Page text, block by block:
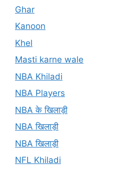
Ghar
Kanoon
Khel
Masti karne wale
NBA Khiladi
NBA Players
NBA के खिलाड़ी
NBA खिलाड़ी
NBA खिलाड़ी
NFL Khiladi